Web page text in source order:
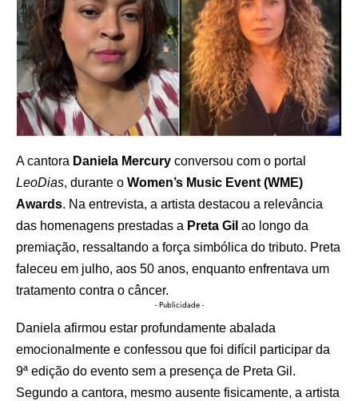
A cantora Daniela Mercury conversou com o portal
LeoDias, durante o Women’s Music Event (WME)
Awards. Na entrevista, a artista destacou a relevância
das homenagens prestadas a Preta Gil ao longo da
premiação, ressaltando a força simbólica do tributo. Preta
faleceu em julho, aos 50 anos, enquanto enfrentava um
tratamento contra o câncer.
- Publicidade -
Daniela afirmou estar profundamente abalada
emocionalmente e confessou que foi difícil participar da
9ª edição do evento sem a presença de Preta Gil.
Segundo a cantora, mesmo ausente fisicamente, a artista